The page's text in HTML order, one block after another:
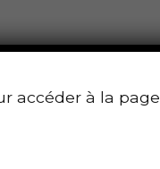
sur 30 m avec 4
après chaque
accéder à la page